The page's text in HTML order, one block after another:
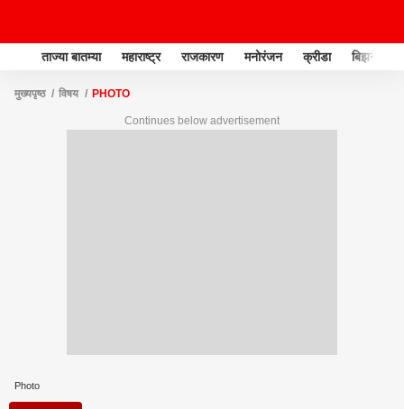
ताज्या बातम्या महाराष्ट्र राजकारण मनोरंजन क्रीडा बिझनेस
मुख्यपृष्ठ विषय PHOTO
Continues below advertisement
Photo